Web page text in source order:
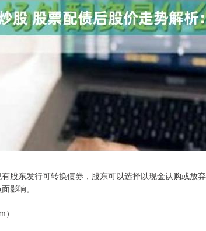
股东发行可转换债券，股东可以选择以现金认购或放
影响。